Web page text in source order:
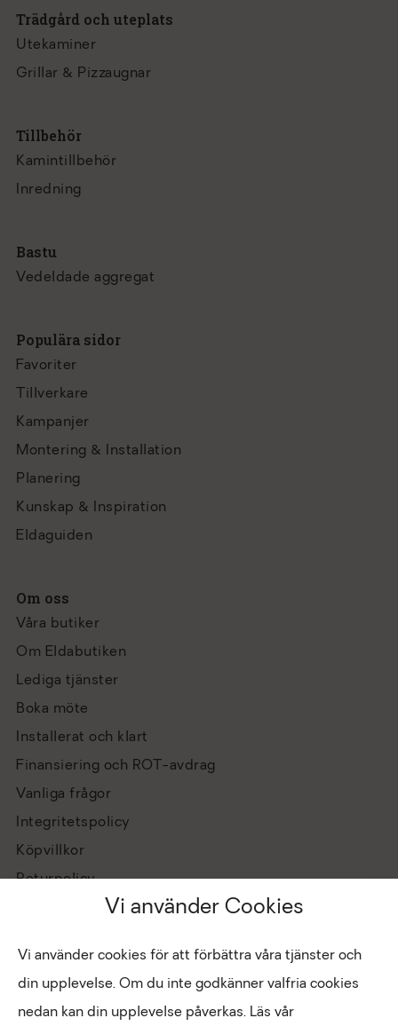
Vi använder Cookies
Vi använder cookies för att förbättra våra tjänster och
din upplevelse. Om du inte godkänner valfria cookies
nedan kan din upplevelse påverkas. Läs vår
Trädgård och uteplats
Utekaminer
Grillar & Pizzaugnar
Tillbehör
Kamintillbehör
Inredning
Bastu
Vedeldade aggregat
Populära sidor
Favoriter
Tillverkare
Kampanjer
Montering & Installation
Planering
Kunskap & Inspiration
Eldaguiden
Om oss
Våra butiker
Om Eldabutiken
Lediga tjänster
Boka möte
Installerat och klart
Finansiering och ROT-avdrag
Vanliga frågor
Integritetspolicy
Köpvillkor
Returpolicy